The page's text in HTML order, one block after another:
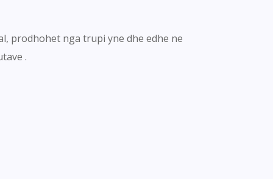
prodhohet nga trupi yne dhe edhe ne
.